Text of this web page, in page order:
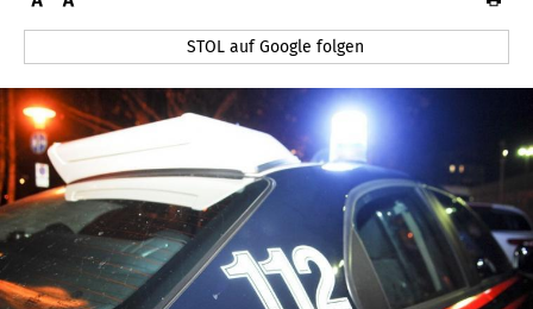
STOL auf Google folgen